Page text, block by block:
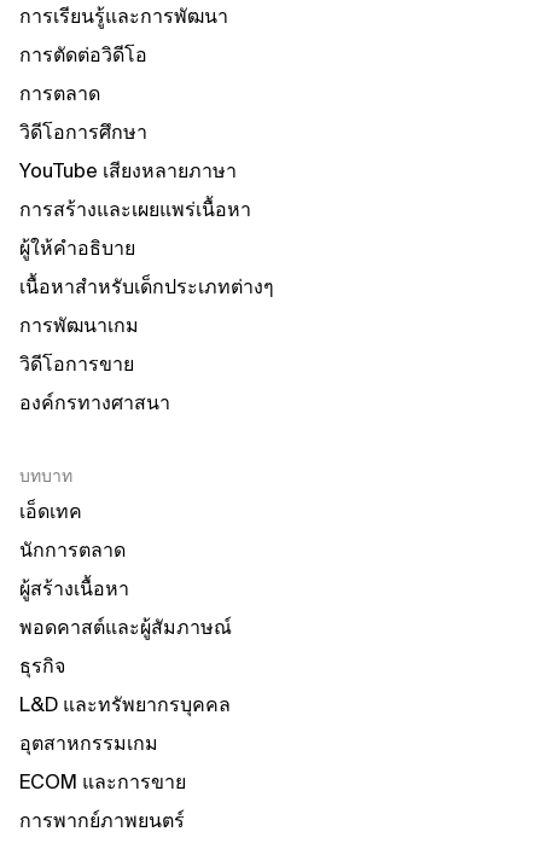
การเรียนรู้และการพัฒนา
การตัดต่อวิดีโอ
การตลาด
วิดีโอการศึกษา
YouTube เสียงหลายภาษา
การสร้างและเผยแพร่เนื้อหา
ผู้ให้คำอธิบาย
เนื้อหาสำหรับเด็กประเภทต่างๆ
การพัฒนาเกม
วิดีโอการขาย
องค์กรทางศาสนา
บทบาท
เอ็ดเทค
นักการตลาด
ผู้สร้างเนื้อหา
พอดคาสต์และผู้สัมภาษณ์
ธุรกิจ
L&D และทรัพยากรบุคคล
อุตสาหกรรมเกม
ECOM และการขาย
การพากย์ภาพยนตร์